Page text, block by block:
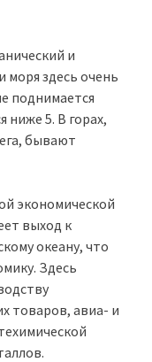
и
моря здесь очень
поднимается
ниже 5. В горах,
бывают
экономической
выход к
океану, что
Здесь
товаров, авиа- и